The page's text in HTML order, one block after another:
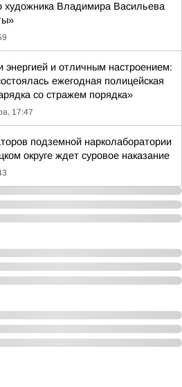
художника Владимира Васильева
энергией и отличным настроением:
ежегодная полицейская
со стражем порядка»
17:47
подземной нарколаборатории
округе ждет суровое наказание